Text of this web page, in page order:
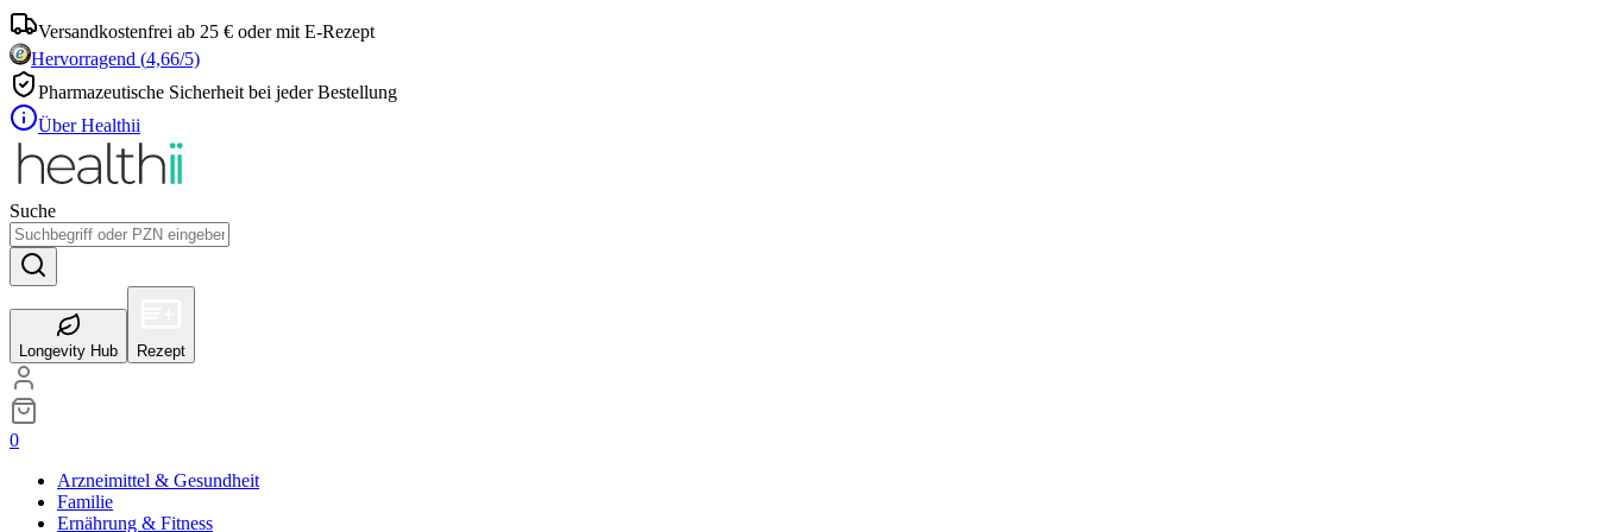
Versandkostenfrei ab 25 € oder mit E-Rezept
Hervorragend (4,66/5)
Pharmazeutische Sicherheit bei jeder Bestellung
Über Healthii
Suche
Longevity Hub Rezept
0
Arzneimittel & Gesundheit
Familie
Ernährung & Fitness